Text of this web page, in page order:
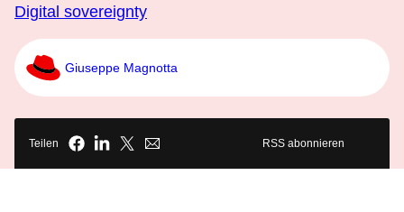
Digital sovereignty
Giuseppe Magnotta
Teilen RSS abonnieren